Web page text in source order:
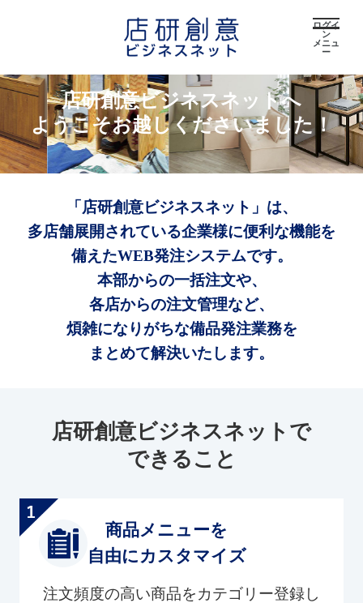
ログイ
ン
メニュ
ー
店研創意ビジネスネットへ
ようこそお越しくださいました！
「店研創意ビジネスネット」は、
多店舗展開されている企業様に便利な機能を
備えたWEB発注システムです。
本部からの一括注文や、
各店からの注文管理など、
煩雑になりがちな備品発注業務を
まとめて解決いたします。
店研創意ビジネスネットで
できること
商品メニューを
自由にカスタマイズ
注文頻度の高い商品をカテゴリー登録し